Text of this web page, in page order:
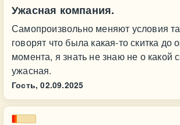
Ужасная компания.
Самопроизвольно меняют условия
говорят что была какая-то скитка до
момента, я знать не знаю не о какой
ужасная.
Гость, 02.09.2025